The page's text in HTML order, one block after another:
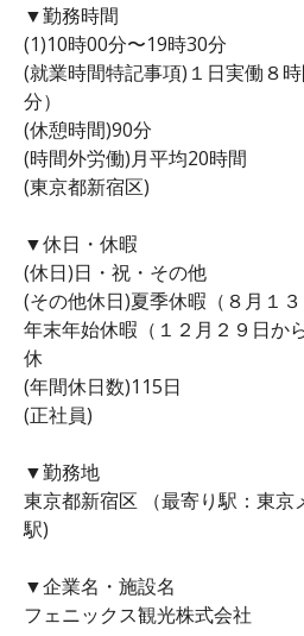
▼勤務時間
(1)10時00分〜19時30分
(就業時間特記事項)１日実働８
分）
(休憩時間)90分
(時間外労働)月平均20時間
(東京都新宿区)
▼休日・休暇
(休日)日・祝・その他
(その他休日)夏季休暇（８月１３
年末年始休暇（１２月２９日か
休
(年間休日数)115日
(正社員)
▼勤務地
東京都新宿区 （最寄り駅：東京
駅)
▼企業名・施設名
フェニックス観光株式会社